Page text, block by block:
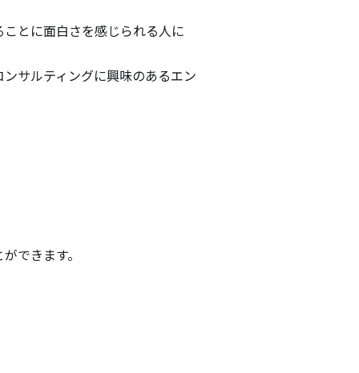
とに面白さを感じられる人に
サルティングに興味のあるエン
できます。